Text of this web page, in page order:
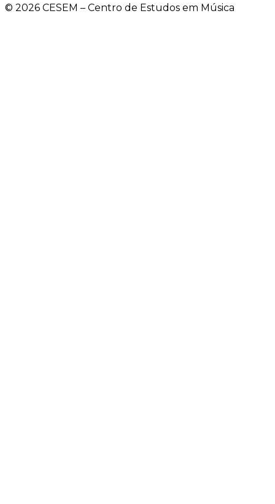
© 2026 CESEM – Centro de Estudos em Música